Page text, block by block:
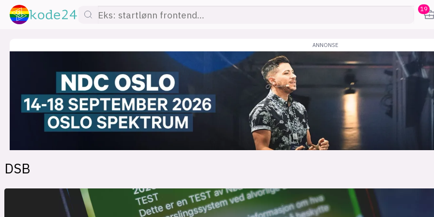
19
DSB
lønn KI karriere
utdanning sikkerhet kontor frontend backend